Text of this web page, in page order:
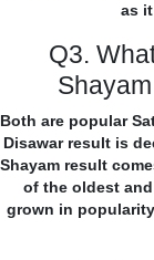
as
Q3.
Both are popular
Disawar result is
Shayam result
of the oldest
grown in